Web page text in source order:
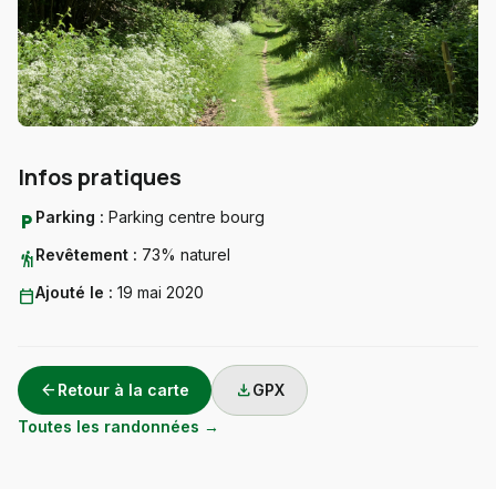
Infos pratiques
local_parking Parking : Parking centre bourg
hikingRevêtement : 73% naturel
calendar_todayAjouté le : 19 mai 2020
arrow_back Retour à la carte downloadGPX
Toutes les randonnées →